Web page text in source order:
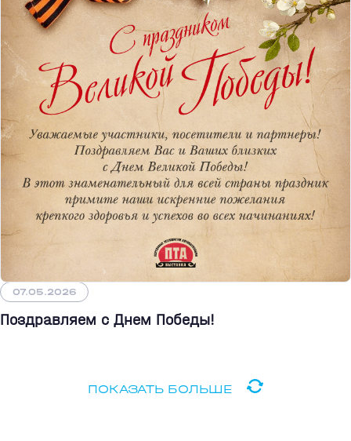
07.05.2026
Поздравляем с Днем Победы!
ПОКАЗАТЬ БОЛЬШЕ